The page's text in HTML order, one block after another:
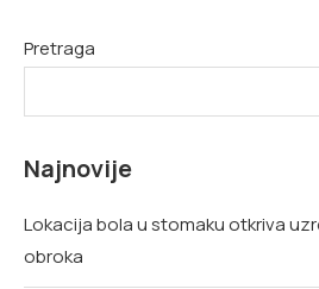
Pretraga
Najnovije
Lokacija bola u stomaku otkriva
obroka